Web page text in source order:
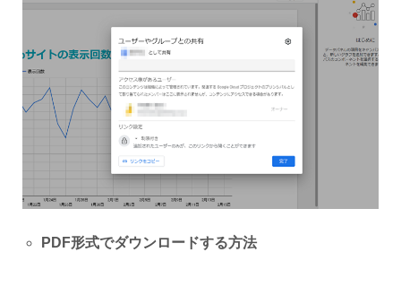
PDF形式でダウンロードする方法